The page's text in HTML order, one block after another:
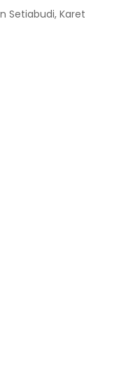
Setiabudi, Karet